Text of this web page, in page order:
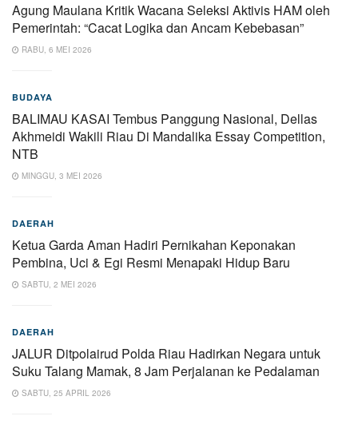
Agung Maulana Kritik Wacana Seleksi Aktivis HAM oleh
Pemerintah: “Cacat Logika dan Ancam Kebebasan”
RABU, 6 MEI 2026
BUDAYA
BALIMAU KASAI Tembus Panggung Nasional, Dellas
Akhmeidi Wakili Riau Di Mandalika Essay Competition,
NTB
MINGGU, 3 MEI 2026
DAERAH
Ketua Garda Aman Hadiri Pernikahan Keponakan
Pembina, Uci & Egi Resmi Menapaki Hidup Baru
SABTU, 2 MEI 2026
DAERAH
JALUR Ditpolairud Polda Riau Hadirkan Negara untuk
Suku Talang Mamak, 8 Jam Perjalanan ke Pedalaman
SABTU, 25 APRIL 2026